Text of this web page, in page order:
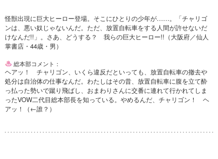
怪獣出現に巨大ヒーロー登場。そこにひとりの少年が……。「チャリゴ
ンは、悪い奴じゃないんだ。ただ、放置自転車をする人間が許せないだ
けなんだ!!」。さあ、どうする？ 我らの巨大ヒーロー!!（大阪府／仙人
掌書店・44歳・男）
総本部コメント：
ヘアッ！ チャリゴン、いくら違反だといっても、放置自転車の撤去や
処分は自治体の仕事なんだ。わたしはその昔、放置自転車に腹を立て酔
っ払った勢いで蹴り飛ばし、おまわりさんに交番に連れて行かれてしま
ったVOW二代目総本部長を知っている。やめるんだ、チャリゴン！ ヘ
アッ！（←誰？）